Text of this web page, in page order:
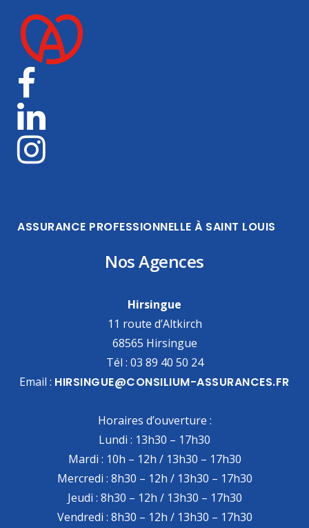
ASSURANCE PROFESSIONNELLE À SAINT LOUIS
Nos Agences
Hirsingue
11 route d’Altkirch
68565 Hirsingue
Tél : 03 89 40 50 24
Email : HIRSINGUE@CONSILIUM-ASSURANCES.FR
Horaires d’ouverture :
Lundi : 13h30 – 17h30
Mardi : 10h – 12h / 13h30 – 17h30
Mercredi : 8h30 – 12h / 13h30 – 17h30
Jeudi : 8h30 – 12h / 13h30 – 17h30
Vendredi : 8h30 – 12h / 13h30 – 17h30